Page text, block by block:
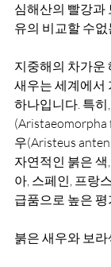
심해산의 빨강과
유의 비교할 수없
지중해의 차가운
새우는 세계에서
하나입니다. 특히
(Aristaeomorpha
우(Aristeus
자연적인 붉은
아, 스페인, 프랑
급품으로 높은
붉은 새우와 보